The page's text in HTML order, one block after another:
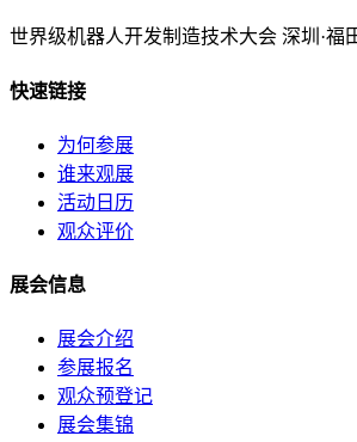
世界级机器人开发制造技术大会 深圳·福
快速链接
为何参展
谁来观展
活动日历
观众评价
展会信息
展会介绍
参展报名
观众预登记
展会集锦